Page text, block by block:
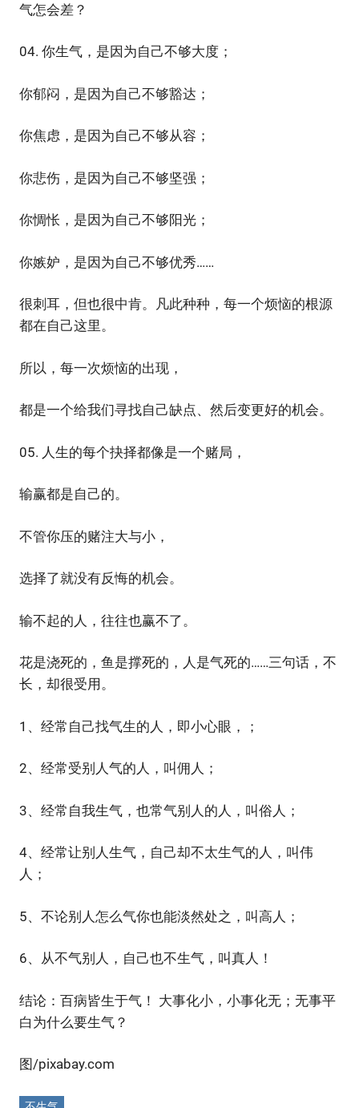
气怎会差？
04. 你生气，是因为自己不够大度；
你郁闷，是因为自己不够豁达；
你焦虑，是因为自己不够从容；
你悲伤，是因为自己不够坚强；
你惆怅，是因为自己不够阳光；
你嫉妒，是因为自己不够优秀……
很刺耳，但也很中肯。凡此种种，每一个烦恼的根源
都在自己这里。
所以，每一次烦恼的出现，
都是一个给我们寻找自己缺点、然后变更好的机会。
05. 人生的每个抉择都像是一个赌局，
输赢都是自己的。
不管你压的赌注大与小，
选择了就没有反悔的机会。
输不起的人，往往也赢不了。
花是浇死的，鱼是撑死的，人是气死的……三句话，不
长，却很受用。
1、经常自己找气生的人，即小心眼，；
2、经常受别人气的人，叫佣人；
3、经常自我生气，也常气别人的人，叫俗人；
4、经常让别人生气，自己却不太生气的人，叫伟
人；
5、不论别人怎么气你也能淡然处之，叫高人；
6、从不气别人，自己也不生气，叫真人！
结论：百病皆生于气！ 大事化小，小事化无；无事平
白为什么要生气？
图/pixabay.com